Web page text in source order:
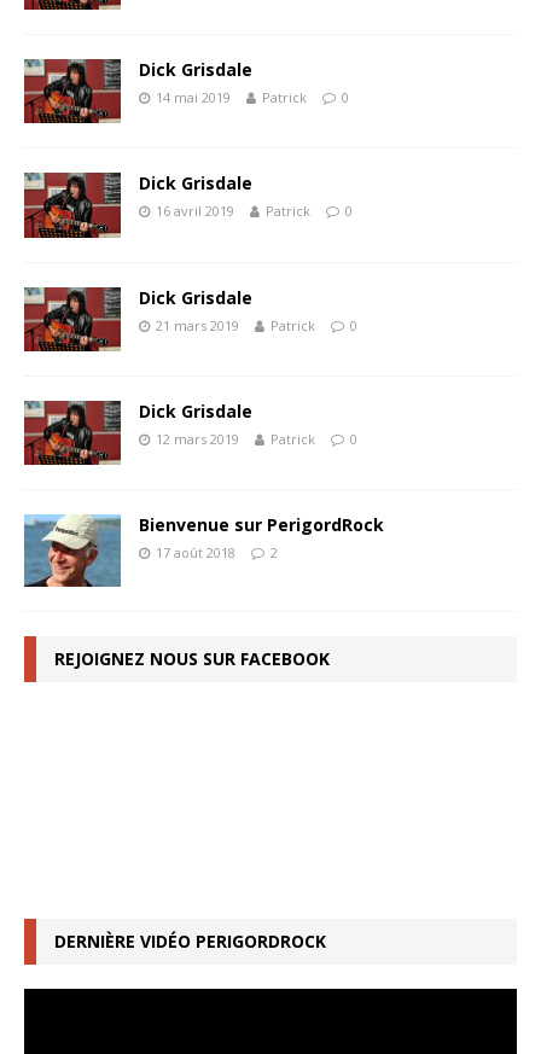
Dick Grisdale
14 mai 2019 Patrick 0
Dick Grisdale
16 avril 2019 Patrick 0
Dick Grisdale
21 mars 2019 Patrick 0
Dick Grisdale
12 mars 2019 Patrick 0
Bienvenue sur PerigordRock
17 août 2018 2
REJOIGNEZ NOUS SUR FACEBOOK
DERNIÈRE VIDÉO PERIGORDROCK